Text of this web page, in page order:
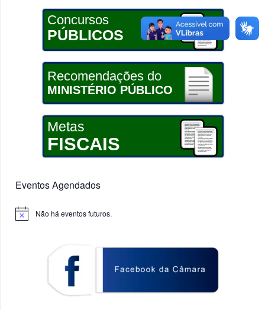
Concursos
PÚBLICOS
Recomendações do
MINISTÉRIO PÚBLICO
Metas
FISCAIS
Eventos Agendados
Notice Não há eventos futuros.